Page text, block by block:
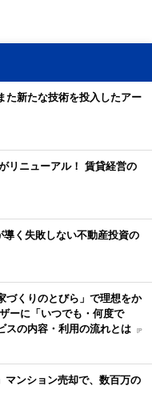
た新たな技術を投入したアー
リニューアル！ 賃貸経営の
導く失敗しない不動産投資の
づくりのとびら」で理想をか
ーに「いつでも・何度で
スの内容・利用の流れとは [P
マンション売却で、数百万の